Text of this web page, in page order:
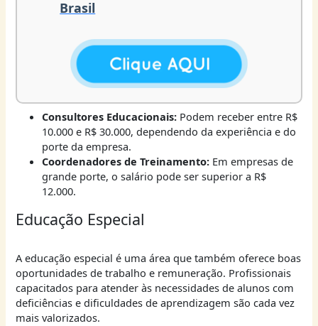
Brasil
Consultores Educacionais:Podem receber entre R$
10.000 e R$ 30.000, dependendo da experiência e do
porte da empresa.
Coordenadores de Treinamento:Em empresas de
grande porte, o salário pode ser superior a R$
12.000.
Educação Especial
A educação especial é uma área que também oferece boas
oportunidades de trabalho e remuneração. Profissionais
capacitados para atender às necessidades de alunos com
deficiências e dificuldades de aprendizagem são cada vez
mais valorizados.